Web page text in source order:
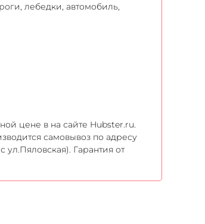
лебедки, автомобиль,
цене в на сайте Hubster.ru.
самовывоз по адресу
Гарантия от